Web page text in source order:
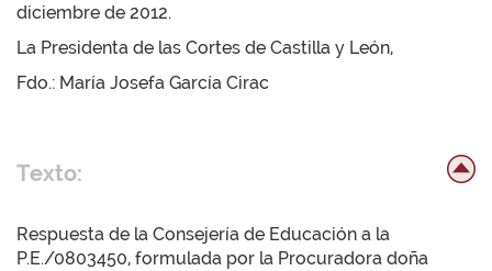
diciembre de 2012.
La Presidenta de las Cortes de Castilla y León,
Fdo.: María Josefa García Cirac
Texto:
Respuesta de la Consejería de Educación a la
P.E./0803450, formulada por la Procuradora doña